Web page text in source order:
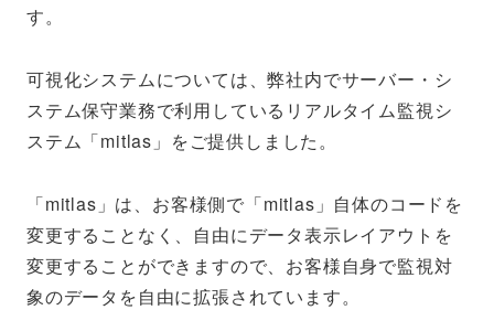
す。
可視化システムについては、弊社内でサーバー・シ
ステム保守業務で利用しているリアルタイム監視シ
ステム「mitlas」をご提供しました。
「mitlas」は、お客様側で「mitlas」自体のコードを
変更することなく、自由にデータ表示レイアウトを
変更することができますので、お客様自身で監視対
象のデータを自由に拡張されています。